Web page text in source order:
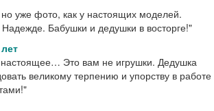
уже фото, как у настоящих моделей.
Бабушки и дедушки в восторге!"
Это вам не игрушки. Дедушка
великому терпению и упорству в работе